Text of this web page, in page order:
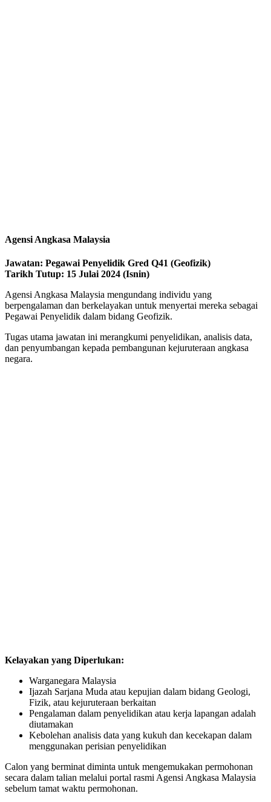
Agensi Angkasa Malaysia
Jawatan: Pegawai Penyelidik Gred Q41 (Geofizik)
Tarikh Tutup: 15 Julai 2024 (Isnin)
Agensi Angkasa Malaysia mengundang individu yang
berpengalaman dan berkelayakan untuk menyertai mereka sebagai
Pegawai Penyelidik dalam bidang Geofizik.
Tugas utama jawatan ini merangkumi penyelidikan, analisis data,
dan penyumbangan kepada pembangunan kejuruteraan angkasa
negara.
Kelayakan yang Diperlukan:
Warganegara Malaysia
Ijazah Sarjana Muda atau kepujian dalam bidang Geologi,
Fizik, atau kejuruteraan berkaitan
Pengalaman dalam penyelidikan atau kerja lapangan adalah
diutamakan
Kebolehan analisis data yang kukuh dan kecekapan dalam
menggunakan perisian penyelidikan
Calon yang berminat diminta untuk mengemukakan permohonan
secara dalam talian melalui portal rasmi Agensi Angkasa Malaysia
sebelum tamat waktu permohonan.